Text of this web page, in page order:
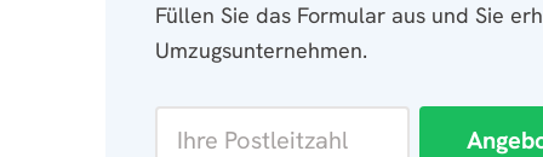
Füllen Sie das Formular aus und Sie
Umzugsunternehmen.